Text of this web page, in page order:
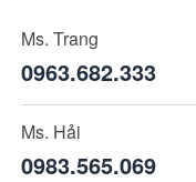
Ms. Trang
0963.682.333
Ms. Hải
0983.565.069